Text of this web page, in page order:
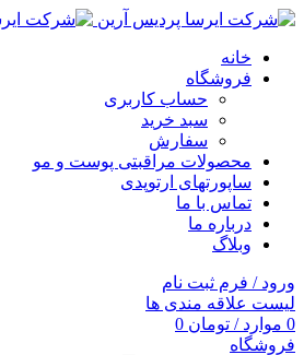
خانه
فروشگاه
حساب کاربری
سبد خرید
سفارش
محصولات مراقبتی پوست و مو
ساپورتهای ارتوپدی
تماس با ما
درباره ما
وبلاگ
ورود / فرم ثبت نام
لیست علاقه مندی ها
0 موارد / تومان
فروشگاه